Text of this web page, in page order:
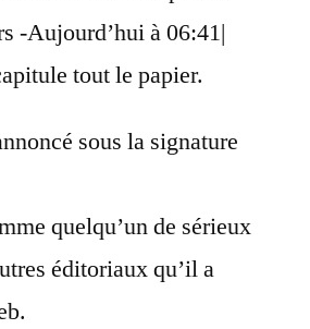
-Aujourd’hui à 06:41|
tout le papier.
sous la signature
quelqu’un de sérieux
éditoriaux qu’il a